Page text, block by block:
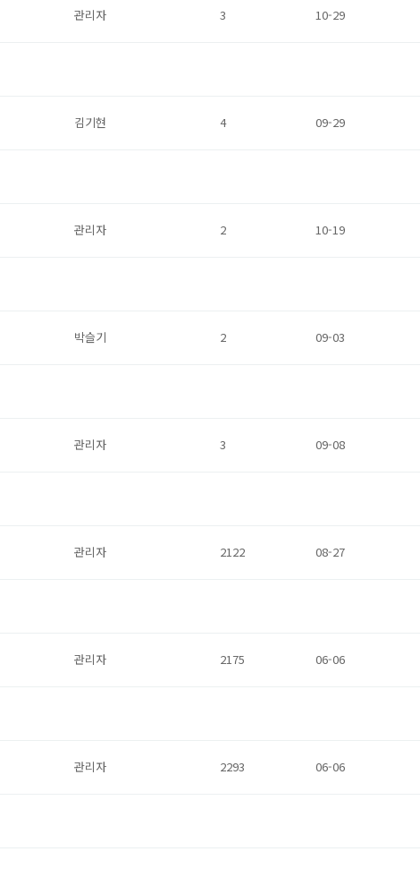
관리자 3 10-29
김기현 4 09-29
관리자 2 10-19
박슬기 2 09-03
관리자 3 09-08
관리자 2122 08-27
관리자 2175 06-06
관리자 2293 06-06